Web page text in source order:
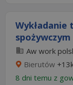
spożywczym
Aw work
Bierutów
8 dni temu z